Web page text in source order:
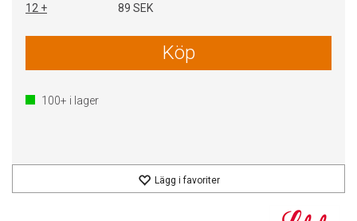
12 +
89 SEK
Köp
100+ i lager
Lägg i favoriter